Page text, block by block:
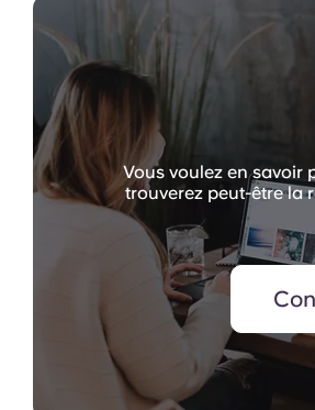
Vous voulez en savoir
trouverez peut-être la